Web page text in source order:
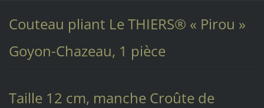
Couteau pliant Le THIERS® « Pirou »
Goyon-Chazeau, 1 pièce
Taille 12 cm, manche Croûte de